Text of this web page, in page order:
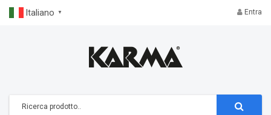
Italiano ▼ Entra